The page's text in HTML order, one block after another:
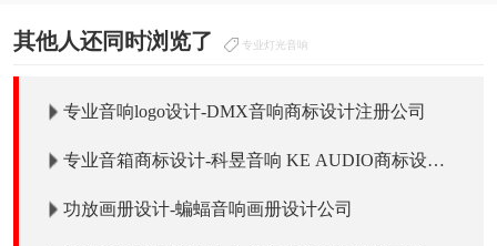
其他人还同时浏览了 专业灯光音响
专业音响logo设计-DMX音响商标设计注册公司
专业音箱商标设计-科昱音响 KE AUDIO商标设计
功放画册设计-蝙蝠音响画册设计公司